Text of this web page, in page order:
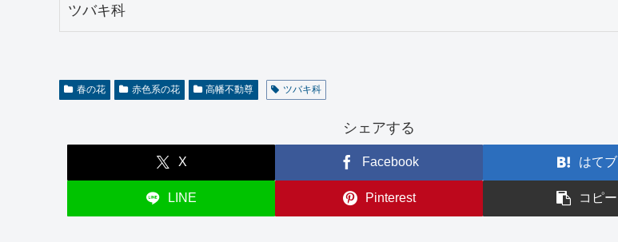
ツバキ科
春の花 赤色系の花 高幡不動尊 ツバキ科
シェアする
X Facebook はてブ
LINE Pinterest コピー